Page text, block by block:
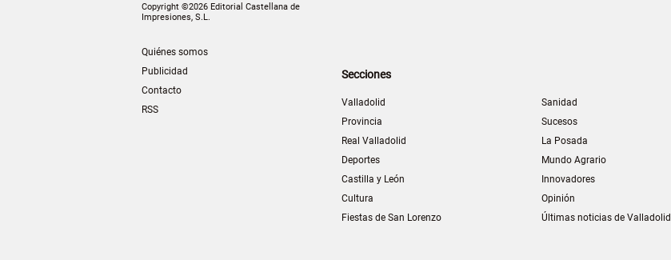
Copyright ©2026 Editorial Castellana de
Impresiones, S.L.
Quiénes somos
Publicidad
Contacto
RSS
Secciones
Valladolid
Provincia
Real Valladolid
Deportes
Castilla y León
Cultura
Fiestas de San Lorenzo
Sanidad
Sucesos
La Posada
Mundo Agrario
Innovadores
Opinión
Últimas noticias de Valladolid